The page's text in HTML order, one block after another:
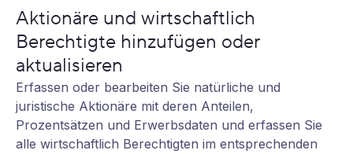
Aktionäre und wirtschaftlich
Berechtigte hinzufügen oder
aktualisieren
Erfassen oder bearbeiten Sie natürliche und
juristische Aktionäre mit deren Anteilen,
Prozentsätzen und Erwerbsdaten und erfassen Sie
alle wirtschaftlich Berechtigten im entsprechenden